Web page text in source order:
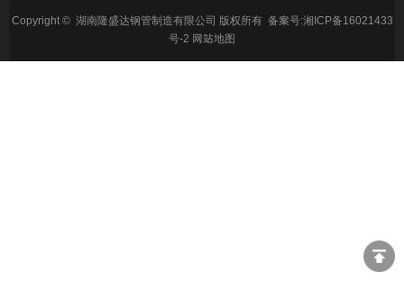
Copyright © 湖南隆盛达钢管制造有限公司 版权所有 备案号:湘ICP备16021433
号-2 网站地图